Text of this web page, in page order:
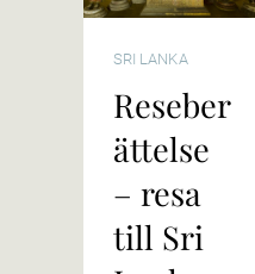
SRI LANKA
Reseber
ättelse
– resa
till Sri